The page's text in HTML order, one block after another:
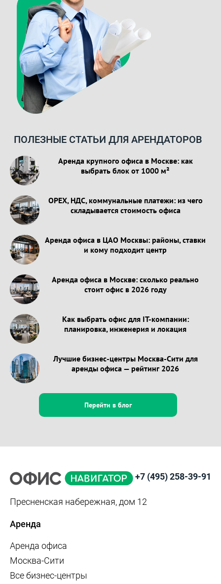
ПОЛЕЗНЫЕ СТАТЬИ ДЛЯ АРЕНДАТОРОВ
Аренда крупного офиса в Москве: как
выбрать блок от 1000 м²
OPEX, НДС, коммунальные платежи: из чего
складывается стоимость офиса
Аренда офиса в ЦАО Москвы: районы, ставки
и кому подходит центр
Аренда офиса в Москве: сколько реально
стоит офис в 2026 году
Как выбрать офис для IT-компании:
планировка, инженерия и локация
Лучшие бизнес-центры Москва-Сити для
аренды офиса — рейтинг 2026
Перейти в блог
+7 (495) 258-39-91
Пресненская набережная, дом 12
Аренда
Аренда офиса
Москва-Сити
Все бизнес-центры